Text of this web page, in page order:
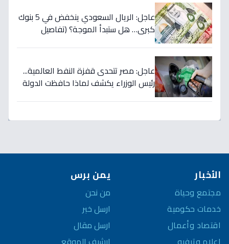
عاجل: الريال السعودي ينخفض في 5 بنوك
كبرى… هل ستبدأ الموجة؟ (تفاصيل
عاجل: مصر تتحدى قفزة النفط العالمية...
رئيس الوزراء يكشف لماذا حافظت الدولة
الأخبار
مجتمع وحياة
خدمات حكومية
اقتصاد وأعمال
يمن برس
من نحن
ارسل خبر
ارسل مقال